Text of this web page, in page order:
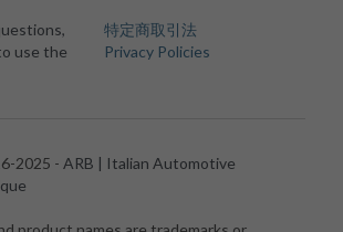
特定商取引法
Privacy Policies
2025 - ARB | Italian Automotive